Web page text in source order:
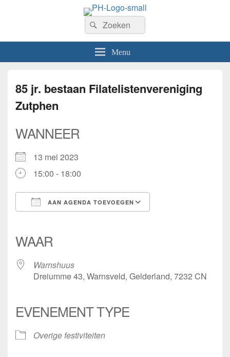
Welkom op de website van Postzegelvereniging PhilaHanze.
Zoeken
naar:
Zoeken
Menu
85 jr. bestaan Filatelistenvereniging
Zutphen
WANNEER
13 mei 2023
15:00 - 18:00
AAN AGENDA TOEVOEGEN
WAAR
Warnshuus
Dreiumme 43, Warnsveld, Gelderland, 7232 CN
EVENEMENT TYPE
Overige festiviteiten